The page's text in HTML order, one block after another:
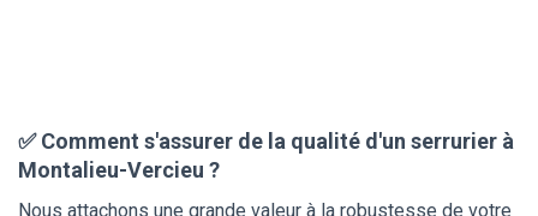
✅ Comment s'assurer de la qualité d'un serrurier à
Montalieu-Vercieu ?
Nous attachons une grande valeur à la robustesse de votre